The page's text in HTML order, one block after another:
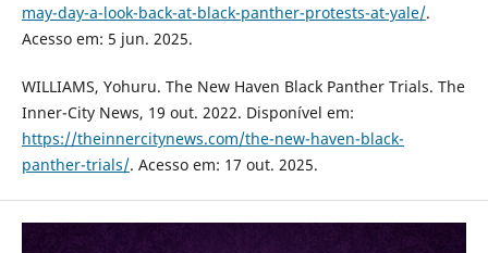
may-day-a-look-back-at-black-panther-protests-at-yale/.
Acesso em: 5 jun. 2025.
WILLIAMS, Yohuru. The New Haven Black Panther Trials. The
Inner-City News, 19 out. 2022. Disponível em:
https://theinnercitynews.com/the-new-haven-black-
panther-trials/. Acesso em: 17 out. 2025.